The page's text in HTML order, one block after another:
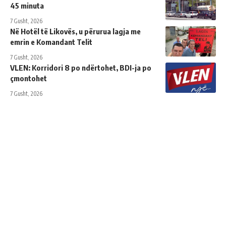
45 minuta
7 Gusht, 2026
Në Hotël të Likovës, u përurua lagja me
emrin e Komandant Telit
7 Gusht, 2026
VLEN: Korridori 8 po ndërtohet, BDI-ja po
çmontohet
7 Gusht, 2026